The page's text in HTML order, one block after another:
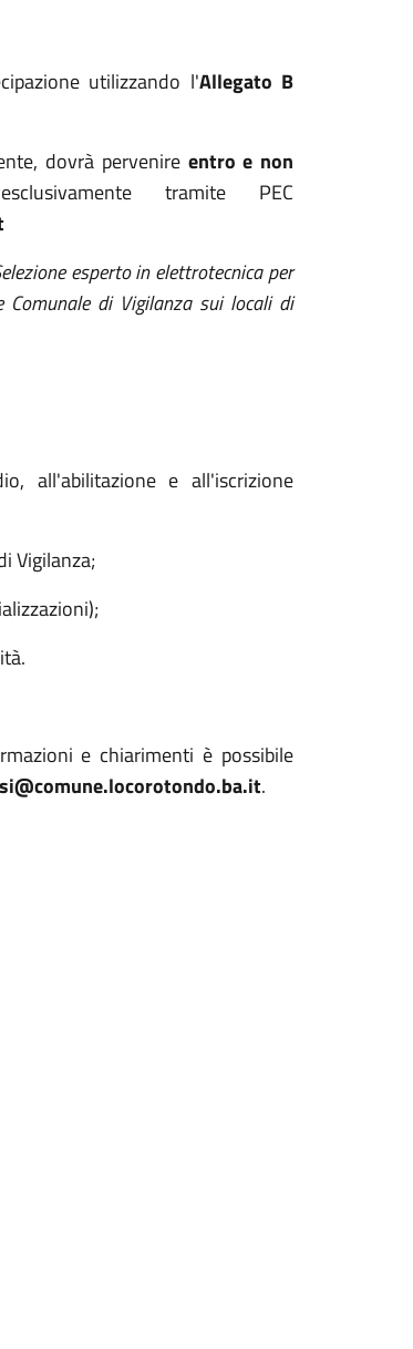
utilizzando l'Allegato B
dovrà pervenire entro e non
tramite PEC
esperto in elettrotecnica per
di Vigilanza sui locali di
all'abilitazione e all'iscrizione
Vigilanza;
e chiarimenti è possibile
.